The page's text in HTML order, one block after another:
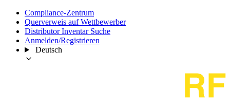
Compliance-Zentrum
Querverweis auf Wettbewerber
Distributor Inventar Suche
Anmelden/Registrieren
Deutsch